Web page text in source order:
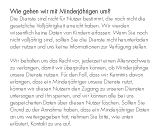
Wie gehen wir mit Minderjährigen um?
Die Dienste sind nicht für Nutzer bestimmt, die noch nicht die
gesetzliche Volljährigkeit erreicht haben. Wir werden
wissentlich keine Daten von Kindern erfassen. Wenn Sie noch
nicht volljährig sind, sollten Sie die Dienste nicht herunterladen
oder nutzen und uns keine Informationen zur Verfügung stellen.
Wir behalten uns das Recht vor, jederzeit einen Altersnachweis
zu verlangen, damit wir überprüfen können, ob Minderjährige
unsere Dienste nutzen. Für den Fall, dass wir Kenntnis davon
erlangen, dass ein Minderjähriger unsere Dienste nutzt,
können wir diesen Nutzern den Zugang zu unseren Diensten
untersagen und ihn sperren, und wir können alle bei uns
gespeicherten Daten über diesen Nutzer löschen. Sollten Sie
Grund zu der Annahme haben, dass ein Minderjähriger Daten
an uns weitergegeben hat, nehmen Sie bitte, wie unten
erläutert, Kontakt zu uns auf.